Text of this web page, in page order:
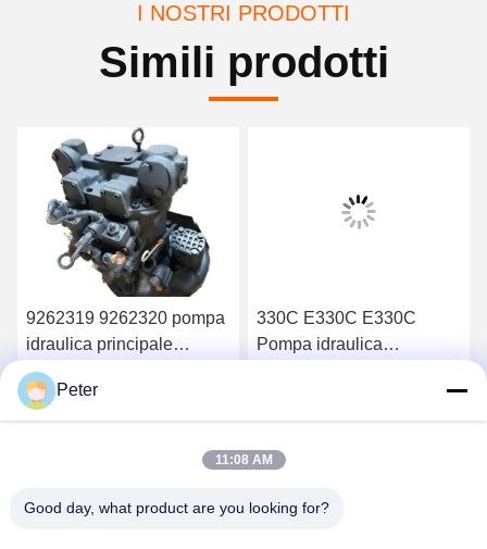
I NOSTRI PRODOTTI
Simili prodotti
9262319 9262320 pompa
idraulica principale
HPV118 ZX200-3 ZX230
ZX250 ZX270
HPV118HW-23B
Ottenga il migliore prezzo
330C E330C E330C
Pompa idraulica
apparecchiatura di pompa
per escavatori 10R-1551
1932703 193-2703
2160038 2160039
Peter
11:08 AM
Good day, what product are you looking for?